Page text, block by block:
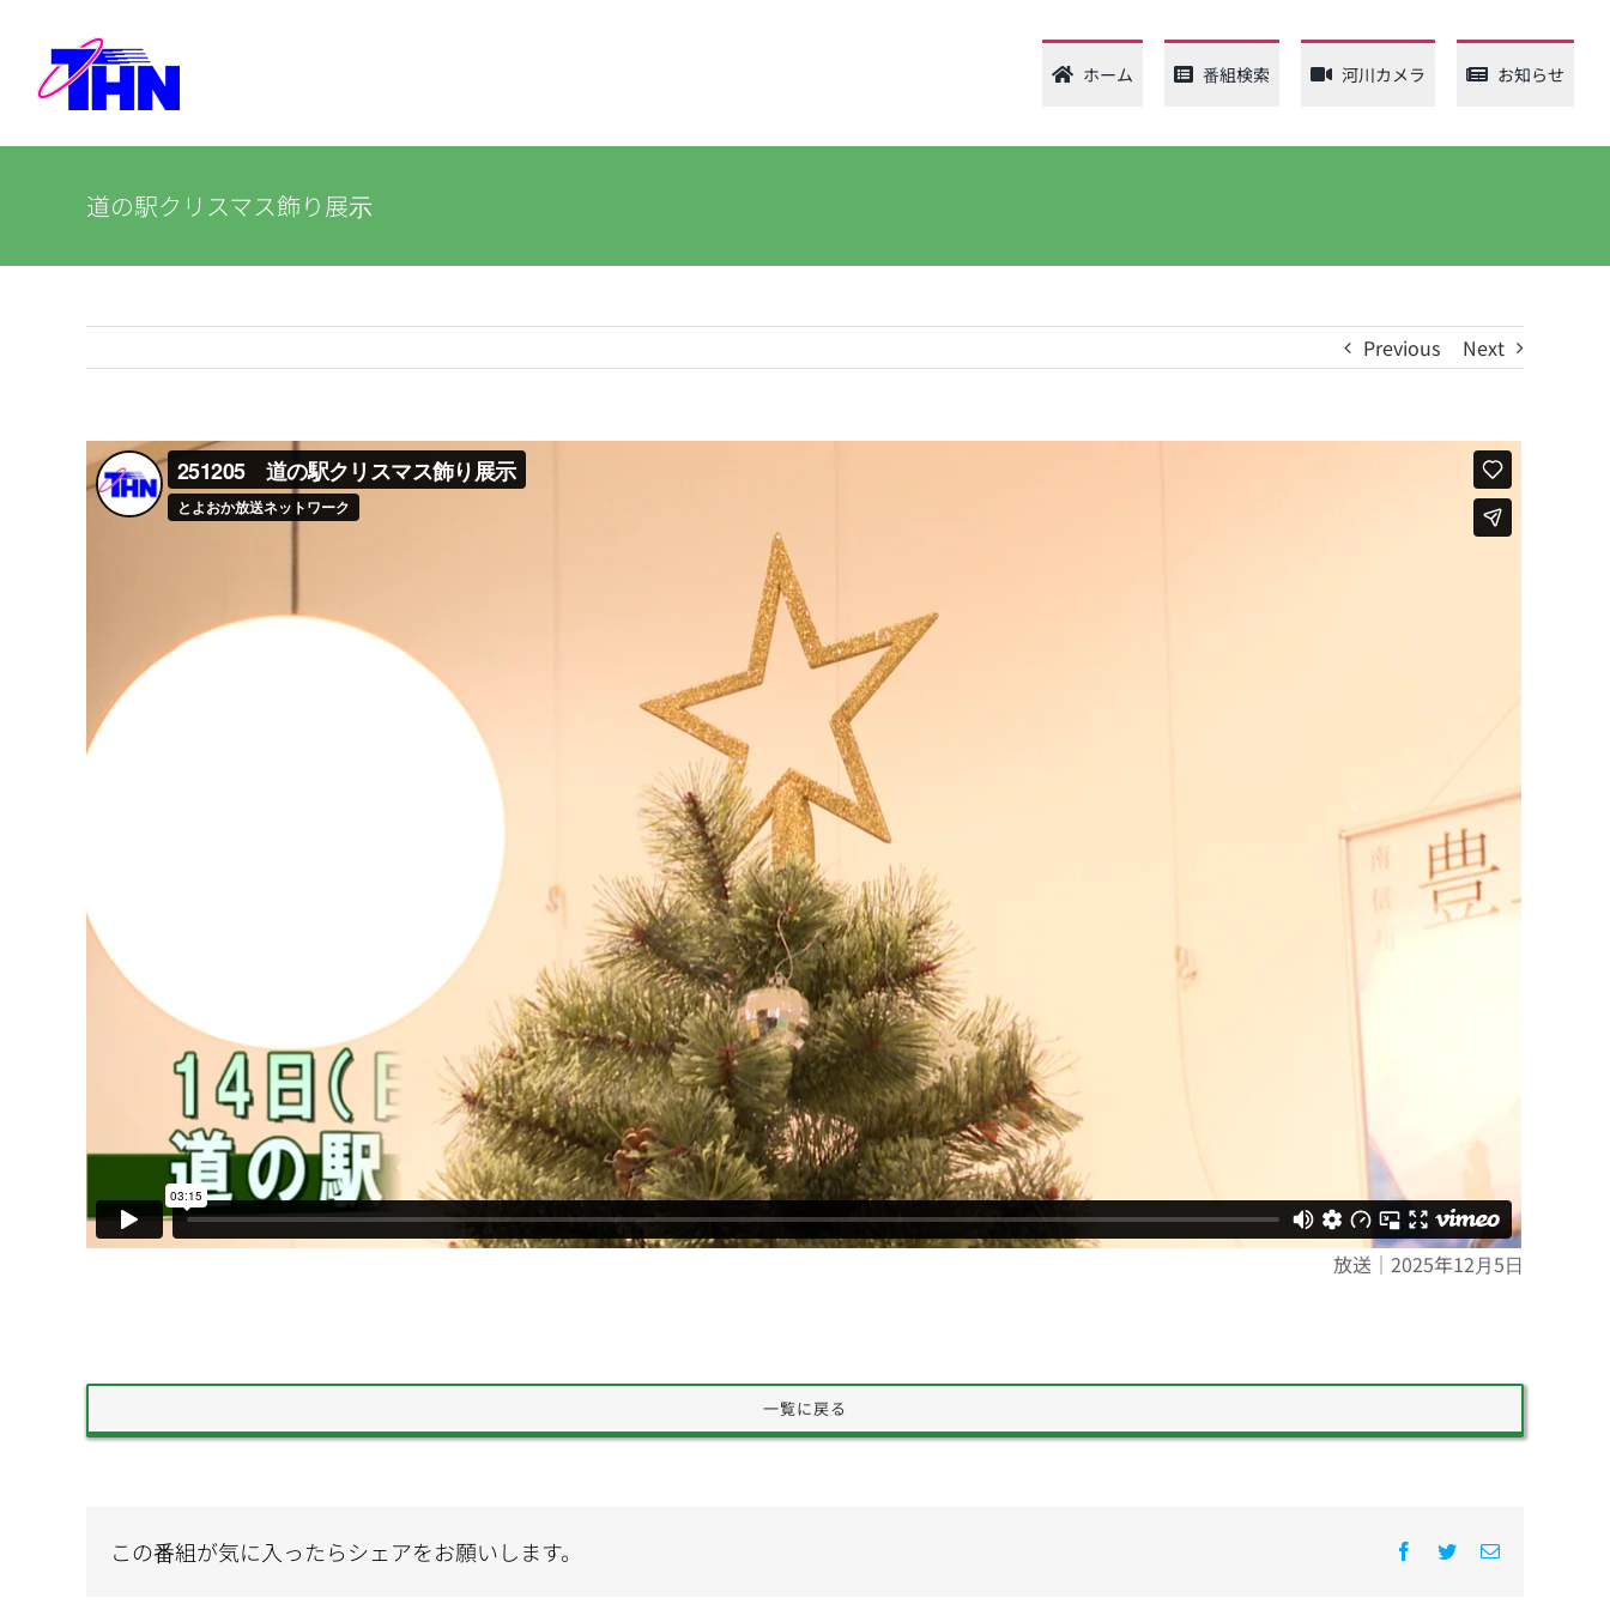
content
ホーム 番組検索 河川カメラ お知らせ
道の駅クリスマス飾り展示
Previous Next
放送｜2025年12月5日
一覧に戻る
この番組が気に入ったらシェアをお願いします。 Facebook
Twitter電